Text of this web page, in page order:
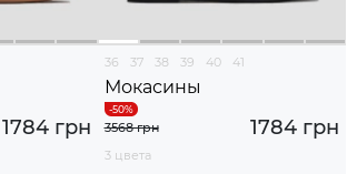
1784 грн
36 37 38 39 40 41
Мокасины
1784 грн
3568 грн
3 цвета